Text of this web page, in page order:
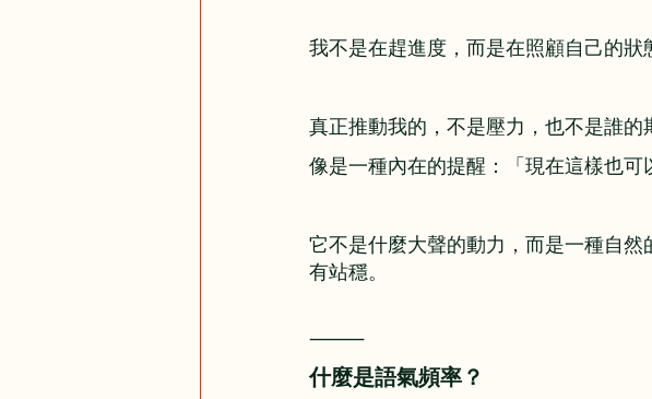
我不是在趕進度，而是在照顧自己的狀
真正推動我的，不是壓力，也不是誰
像是一種內在的提醒：「現在這樣也可
它不是什麼大聲的動力，而是一種自
有站穩。
⸻
​什麼是語氣頻率？